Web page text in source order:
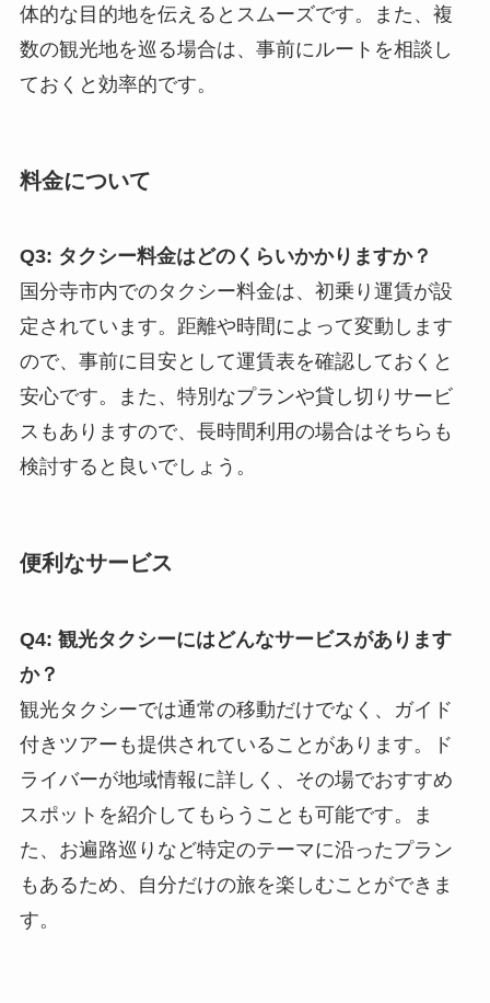
体的な目的地を伝えるとスムーズです。また、複
数の観光地を巡る場合は、事前にルートを相談し
ておくと効率的です。
料金について
Q3: タクシー料金はどのくらいかかりますか？
国分寺市内でのタクシー料金は、初乗り運賃が設
定されています。距離や時間によって変動します
ので、事前に目安として運賃表を確認しておくと
安心です。また、特別なプランや貸し切りサービ
スもありますので、長時間利用の場合はそちらも
検討すると良いでしょう。
便利なサービス
Q4: 観光タクシーにはどんなサービスがあります
か？
観光タクシーでは通常の移動だけでなく、ガイド
付きツアーも提供されていることがあります。ド
ライバーが地域情報に詳しく、その場でおすすめ
スポットを紹介してもらうことも可能です。ま
た、お遍路巡りなど特定のテーマに沿ったプラン
もあるため、自分だけの旅を楽しむことができま
す。